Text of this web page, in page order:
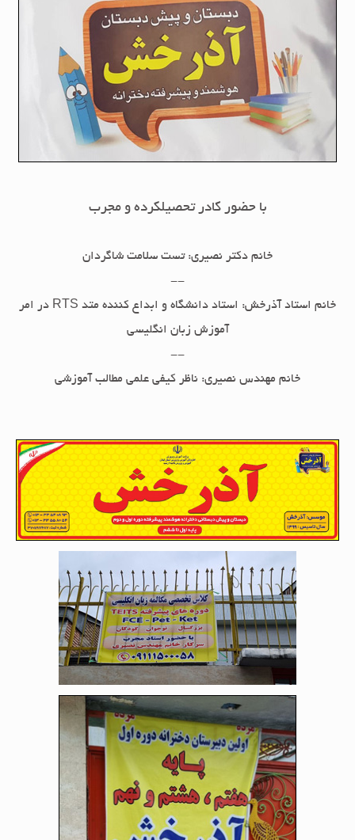
با حضور کادر تحصیلکرده و مجرب
خانم دکتر نصیری: تست سلامت شاگردان
خانم استاد آذرخش: استاد دانشگاه و ابداع کننده متد RTS در امر
آموزش زبان انگلیسی
خانم مهندس نصیری: ناظر کیفی علمی مطالب آموزشی